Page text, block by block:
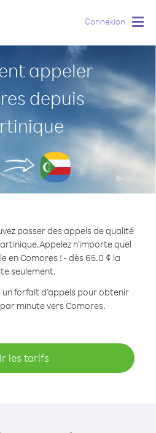
Connexion
appeler
depuis
passer des appels de qualité
Appelez n'importe quel
en Comores ! - dès 65.0 ¢ la
seulement.
forfait d’appels pour obtenir
minute vers Comores.
les tarifs